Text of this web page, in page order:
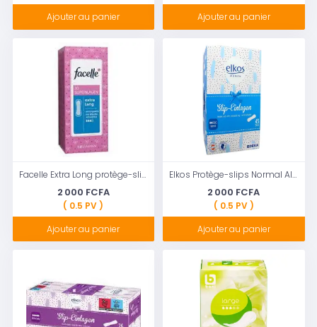
Ajouter au panier
Ajouter au panier
Facelle Extra Long protège-slips extra longs 30 pcs
2 000 FCFA
( 0.5 PV )
Ajouter au panier
Elkos Protège-slips Normal Aloe Vera 45pcs
2 000 FCFA
( 0.5 PV )
Ajouter au panier